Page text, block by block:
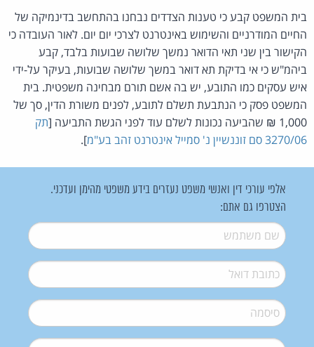
בית המשפט קבע כי טענות הצדדים נבחנו בהתחשב בדינמיקה של
החיים המודרניים והשימוש באינטרנט לצרכי יום יום. לאור העובדה כי
הקישור בין שני תאי הדואר נמשך שלושה שבועות בלבד, קבע
ביהמ"ש כי אי בדיקת תא דואר במשך שלושה שבועות, בעיקר על-ידי
איש עסקים כמו התובע, יש בה אשם תורם מבחינה משפטית. בית
המשפט פסק כי הנתבעת תשלם לתובע, לפנים משורת הדין, סך של
1,000 ₪ שהביעה נכונות לשלם עוד לפני הגשת התביעה [
תק
3270/06 סם זוננשיין נ' סמייל אינטרנט זהב בע"מ
].
אלפי עורכי דין ואנשי משפט נעזרים בידע משפטי מהימן ועדכני.
הצטרפו גם אתם:
שם משתמש*
דואל*
סיסמה*